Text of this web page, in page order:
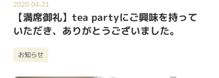
2020-04-21
【満席御礼】tea partyにご興味を持って
いただき、ありがとうございました。
お知らせ